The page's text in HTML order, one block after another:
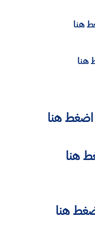
هنا
هنا
اضغط هنا
هنا
هنا